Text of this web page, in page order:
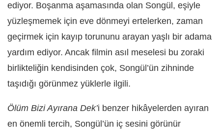
ediyor. Boşanma aşamasında olan Songül, eşiyle
yüzleşmemek için eve dönmeyi ertelerken, zaman
geçirmek için kayıp torununu arayan yaşlı bir adama
yardım ediyor. Ancak filmin asıl meselesi bu zoraki
birlikteliğin kendisinden çok, Songül’ün zihninde
taşıdığı görünmez yüklerle ilgili.
Ölüm Bizi Ayırana Dek’i benzer hikâyelerden ayıran
en önemli tercih, Songül’ün iç sesini görünür